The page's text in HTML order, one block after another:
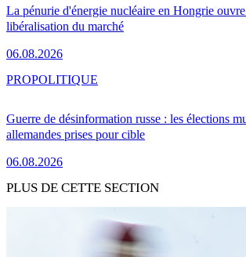
La pénurie d'énergie nucléaire en Hongrie
libéralisation du marché
06.08.2026
Guerre de désinformation russe : les élections
allemandes prises pour cible
06.08.2026
PROPOLITIQUE
PLUS DE CETTE SECTION